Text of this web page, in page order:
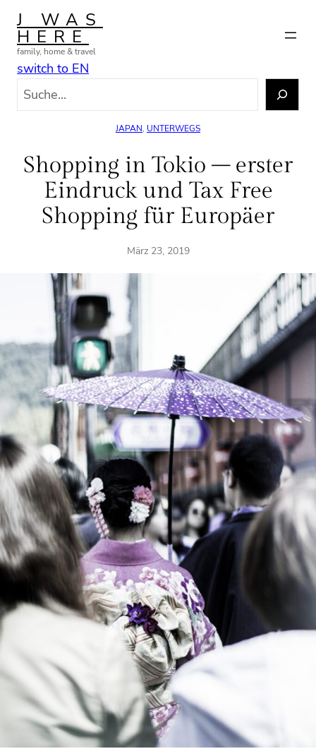
Zum
Inhalt
springen
J WAS
HERE
family, home & travel
switch to EN
JAPAN, UNTERWEGS
Shopping in Tokio – erster
Eindruck und Tax Free
Shopping für Europäer
März 23, 2019